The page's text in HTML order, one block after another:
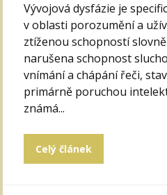
Vývojová dysfázie je
v oblasti porozumění a
ztíženou schopností
narušena schopnost
vnímání a chápání řeči,
primárně poruchou
známá...
Celý článek